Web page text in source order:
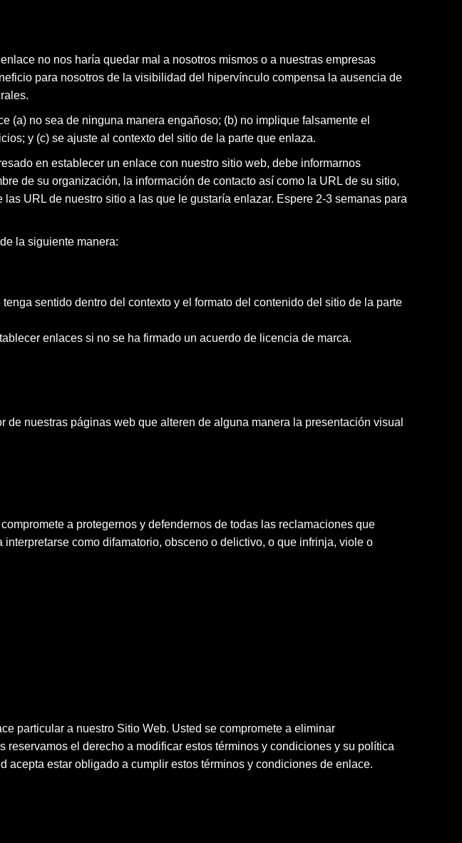
no nos haría quedar mal a nosotros mismos o a nuestras empresas
para nosotros de la visibilidad del hipervínculo compensa la ausencia de
no sea de ninguna manera engañoso; (b) no implique falsamente el
y (c) se ajuste al contexto del sitio de la parte que enlaza.
en establecer un enlace con nuestro sitio web, debe informarnos
de su organización, la información de contacto así como la URL de su sitio,
URL de nuestro sitio a las que le gustaría enlazar. Espere 2-3 semanas para
la siguiente manera:
sentido dentro del contexto y el formato del contenido del sitio de la parte
enlaces si no se ha firmado un acuerdo de licencia de marca.
nuestras páginas web que alteren de alguna manera la presentación visual
a protegernos y defendernos de todas las reclamaciones que
como difamatorio, obsceno o delictivo, o que infrinja, viole o
particular a nuestro Sitio Web. Usted se compromete a eliminar
el derecho a modificar estos términos y condiciones y su política
estar obligado a cumplir estos términos y condiciones de enlace.